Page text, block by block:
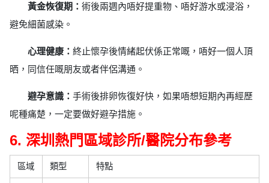
黃金恢復期： 術後兩週內唔好提重物、唔好游水或浸浴，
避免細菌感染。
心理健康： 終止懷孕後情緒起伏係正常嘅，唔好一個人頂
晒，同信任嘅朋友或者伴侶溝通。
避孕意識： 手術後排卵恢復好快，如果唔想短期內再經歷
呢種痛楚，一定要做好避孕措施。
6. 深圳熱門區域診所/醫院分布參考
區域 類型 特點